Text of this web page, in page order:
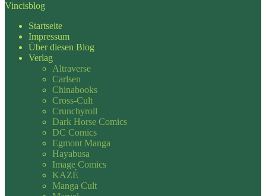
Vincisblog
Startseite
Impressum
Über diesen Blog
Verlag
Altraverse
Carlsen
Chinabooks
Cross-Cult
Crunchyroll
Dark Horse Comics
DC Comics
Egmont Manga
Hayabusa
Image Comics
KAZÉ
Manga Cult